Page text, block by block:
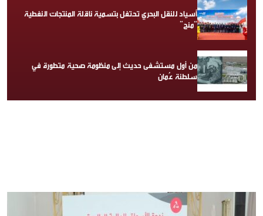
أسياد للنقل البحري تحتفل بتسمية ناقلة المنتجات النفطية
“منح”
من أول مستشفى حديث إلى منظومة صحية متطورة في
سلطنة عُمان